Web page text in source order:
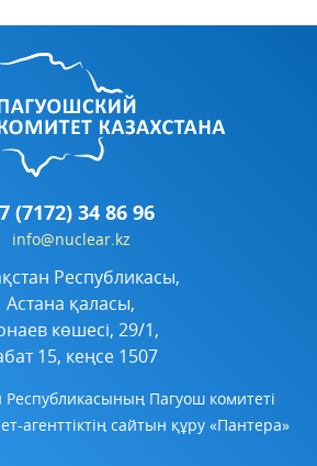
(7172) 34 86 96
info@nuclear.kz
Республикасы,
Астана қаласы,
көшесі, 29/1,
15, кеңсе 1507
Пагуош комитеті
агенттіктің сайтын құру «Пантера»